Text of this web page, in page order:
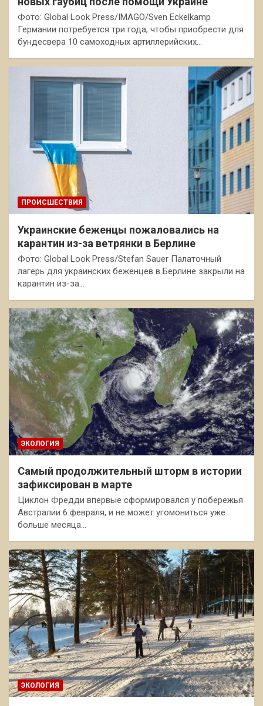
Фото: Global Look Press/IMAGO/Sven Eckelkamp
Германии потребуется три года, чтобы приобрести для
бундесвера 10 самоходных артиллерийских…
ПРОИСШЕСТВИЯ
Украинские беженцы пожаловались на
карантин из-за ветрянки в Берлине
Фото: Global Look Press/Stefan Sauer Палаточный
лагерь для украинских беженцев в Берлине закрыли на
карантин из-за…
ЭКОЛОГИЯ
Самый продолжительный шторм в истории
зафиксирован в марте
Циклон Фредди впервые сформировался у побережья
Австралии 6 февраля, и не может угомониться уже
больше месяца…
ЭКОЛОГИЯ